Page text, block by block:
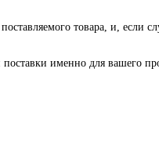
товара, и, если
именно для вашего